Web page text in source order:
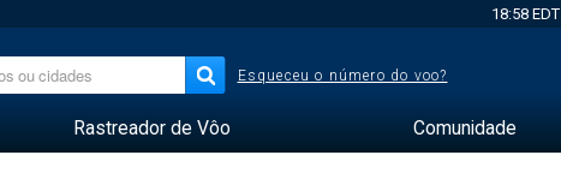
18:58 EDT
Esqueceu o número do voo?
Rastreador de Vôo Comunidade